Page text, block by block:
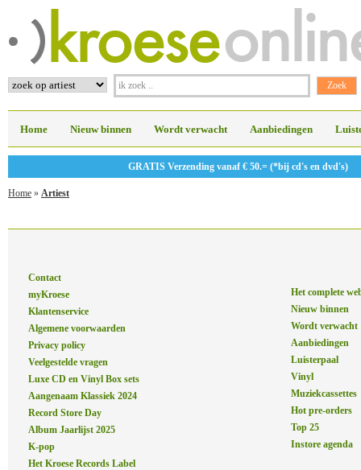
Home Nieuw binnen Wordt verwacht Aanbiedingen
GRATIS Verzending vanaf € 50.= (*bij cd's en dvd's)
Home » Artiest
Contact
myKroese
Klantenservice
Algemene voorwaarden
Privacy policy
Veelgestelde vragen
Luxe CD en Vinyl Box sets
Aangenaam Klassiek 2024
Record Store Day
Album Jaarlijst 2025
K-pop
Het Kroese Records Label
Het complete
Nieuw binnen
Wordt verwacht
Aanbiedingen
Luisterpaal
Vinyl
Muziekcassettes
Hot pre-orders
Top 25
Instore agenda